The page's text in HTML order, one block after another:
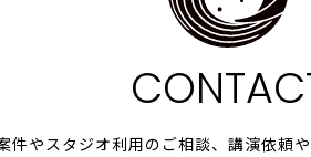
件やスタジオ利用の ご相談、講演依頼